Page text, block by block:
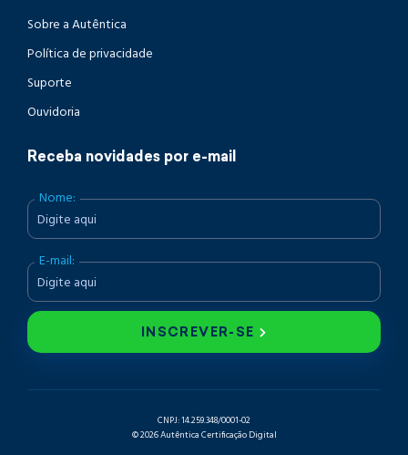
Sobre a Autêntica
Política de privacidade
Suporte
Ouvidoria
Receba novidades por e-mail
Nome:
E-mail:
INSCREVER-SE
CNPJ: 14.259.348/0001-02
© 2026 Autêntica Certificação Digital